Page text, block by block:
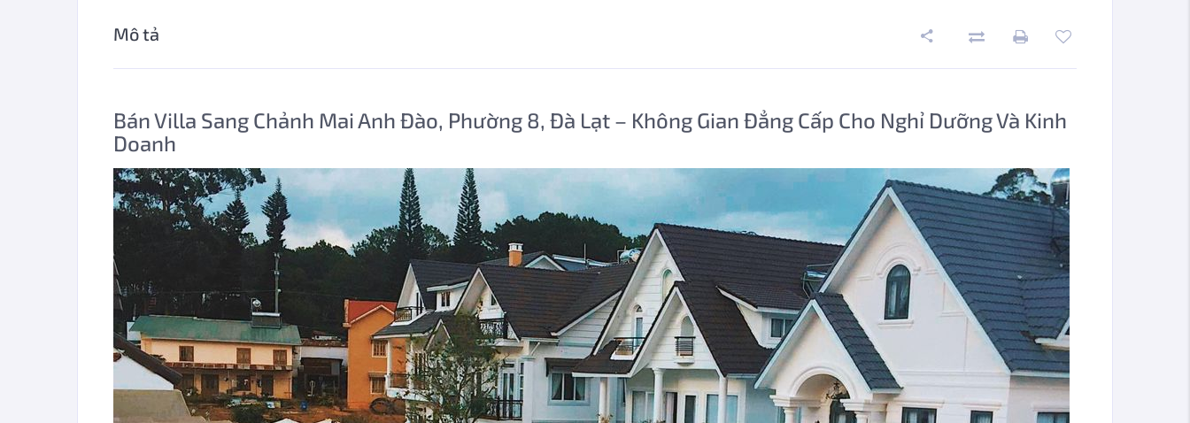
Mô tả
Bán Villa Sang Chảnh Mai Anh Đào, Phường 8, Đà Lạt – Không Gian Đẳng Cấp Cho Nghỉ Dưỡng Và Kinh
Doanh